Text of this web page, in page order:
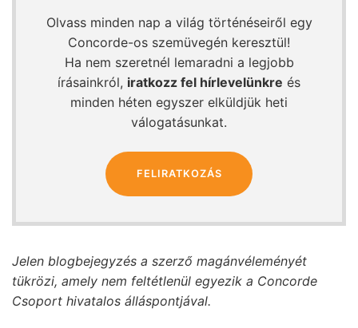
Olvass minden nap a világ történéseiről egy
Concorde-os szemüvegén keresztül!
Ha nem szeretnél lemaradni a legjobb
írásainkról, iratkozz fel hírlevelünkre és
minden héten egyszer elküldjük heti
válogatásunkat.
FELIRATKOZÁS
Jelen blogbejegyzés a szerző magánvéleményét
tükrözi, amely nem feltétlenül egyezik a Concorde
Csoport hivatalos álláspontjával.